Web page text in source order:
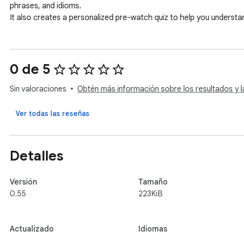
phrases, and idioms.
It also creates a personalized pre-watch quiz to help you
0 de 5
Sin valoraciones Obtén más información sobre los resultados y
Ver todas las reseñas
Detalles
Versión
0.55
Actualizado
Tamaño
223KiB
Idiomas